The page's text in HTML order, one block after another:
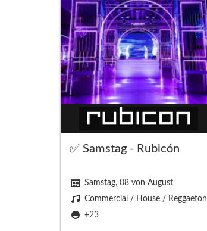
✅ Samstag - Rubicón
Samstag, 08 von August
Commercial / House / Reggaeton
+23